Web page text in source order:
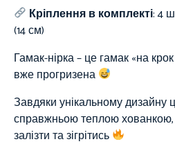
Кріплення в комплекті: 4
(14 см)
Гамак-нірка – це гамак «на
вже прогризена
Завдяки унікальному дизайну
справжньою теплою
залізти та зігрітись